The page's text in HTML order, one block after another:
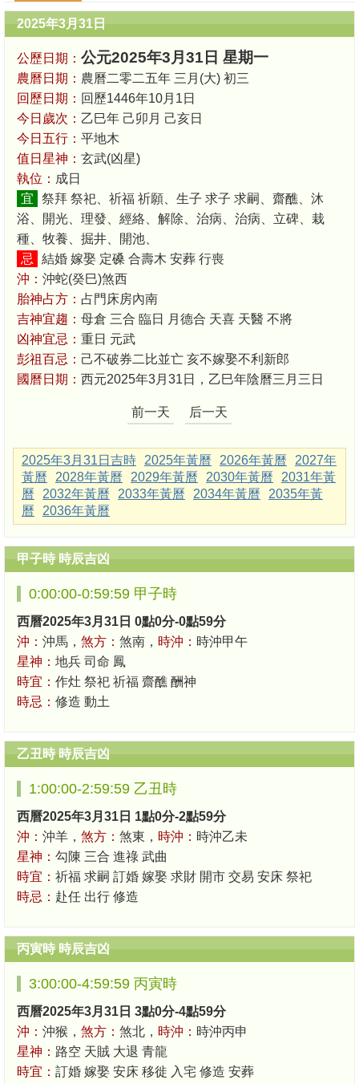
2025年3月31日
公歷日期： 公元2025年3月31日 星期一
農曆日期： 農曆二零二五年 三月(大) 初三
回歷日期： 回歷1446年10月1日
今日歲次： 乙巳年 己卯月 己亥日
今日五行： 平地木
值日星神： 玄武(凶星)
執位： 成日
宜
祭拜 祭祀、祈福 祈願、生子 求子 求嗣、齋醮、沐
浴、開光、理發、經絡、解除、治病、治病、立碑、栽
種、牧養、掘井、開池、
忌
結婚 嫁娶 定磉 合壽木 安葬 行喪
沖： 沖蛇(癸巳)煞西
胎神占方： 占門床房內南
吉神宜趨： 母倉 三合 臨日 月德合 天喜 天醫 不將
凶神宜忌： 重日 元武
彭祖百忌： 己不破券二比並亡 亥不嫁娶不利新郎
國曆日期： 西元2025年3月31日，乙巳年陰曆三月三日
前一天 后一天
2025年3月31日吉時 2025年黃曆 2026年黃曆
2027年
黃曆
2028年黃曆 2029年黃曆 2030年黃曆
2031年黃
曆
2032年黃曆 2033年黃曆 2034年黃曆
2035年黃
曆
2036年黃曆
甲子時 時辰吉凶
0:00:00-0:59:59 甲子時
西曆2025年3月31日 0點0分-0點59分
沖： 沖馬， 煞方： 煞南， 時沖： 時沖甲午
星神： 地兵 司命 鳳
時宜： 作灶 祭祀 祈福 齋醮 酬神
時忌： 修造 動土
乙丑時 時辰吉凶
1:00:00-2:59:59 乙丑時
西曆2025年3月31日 1點0分-2點59分
沖： 沖羊， 煞方： 煞東， 時沖： 時沖乙未
星神： 勾陳 三合 進祿 武曲
時宜： 祈福 求嗣 訂婚 嫁娶 求財 開市 交易 安床 祭祀
時忌： 赴任 出行 修造
丙寅時 時辰吉凶
3:00:00-4:59:59 丙寅時
西曆2025年3月31日 3點0分-4點59分
沖： 沖猴， 煞方： 煞北， 時沖： 時沖丙申
星神： 路空 天賊 大退 青龍
時宜： 訂婚 嫁娶 安床 移徙 入宅 修造 安葬